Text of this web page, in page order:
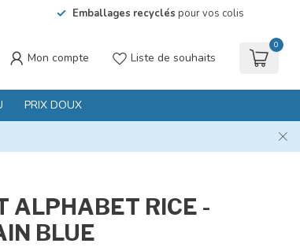
Emballages recyclés pour vos colis
Mon compte Liste de souhaits
0
PRIX DOUX
ALPHABET RICE -
BLUE